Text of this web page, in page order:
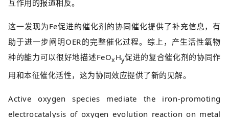
互作用的报道相反。
这一发现为Fe促进的催化剂的协同催化提供了补充信息，有
助于进一步阐明OER的完整催化过程。综上，产生活性氧物
种的能力可以很好地描述FeOxHy促进的复合催化剂的协同作
用和本征催化活性，这为协同效应提供了新的见解。
Active oxygen species mediate the iron-promoting
electrocatalysis of oxygen evolution reaction on metal